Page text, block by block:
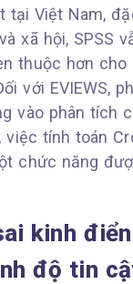
tại Việt Nam,
xã hội, SPSS
thuộc hơn
với EVIEWS,
vào phân tích
tính toán
chức năng
kinh
độ tin